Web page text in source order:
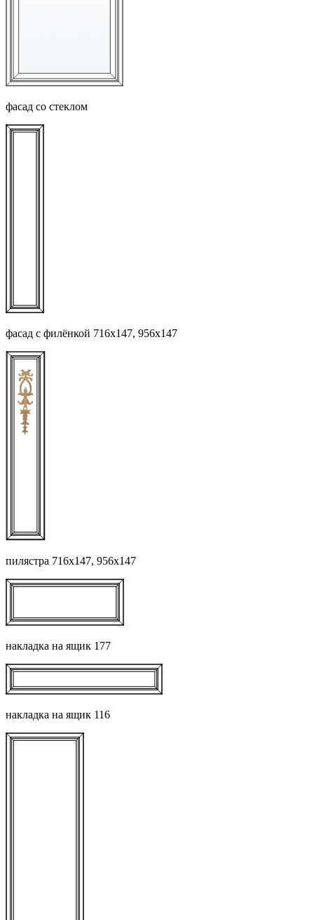
фасад со стеклом
фасад с филёнкой 716х147, 956х147
пилястра 716х147, 956х147
накладка на ящик 177
накладка на ящик 116